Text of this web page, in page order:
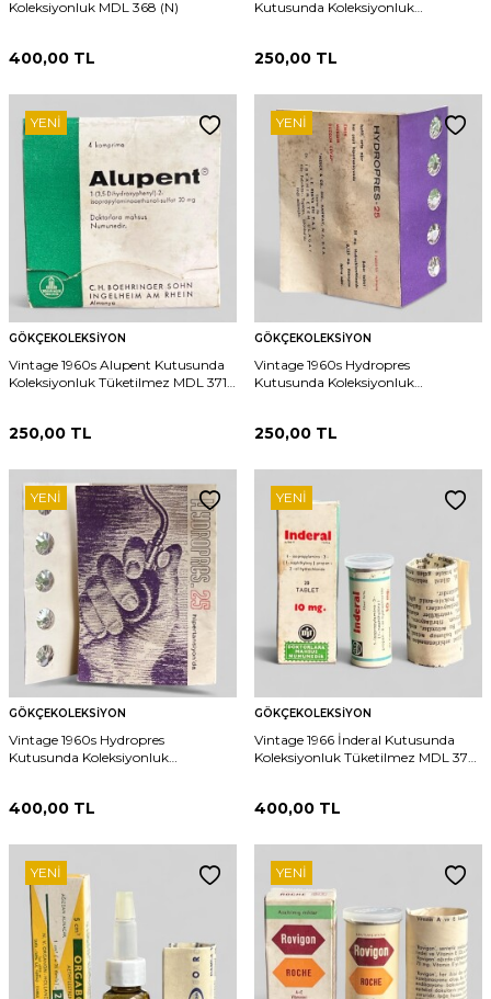
Koleksiyonluk MDL 368 (N)
400,00 TL
Kutusunda Koleksiyonluk
250,00 TL
YENI
GÖKÇEKOLEKSIYON
Vintage 1960s Alupent Kutusunda
Koleksiyonluk Tüketilmez MDL 371
250,00 TL
YENI
GÖKÇEKOLEKSIYON
Vintage 1960s Hydropres
Kutusunda Koleksiyonluk
250,00 TL
YENI
GÖKÇEKOLEKSIYON
Vintage 1960s Hydropres
Kutusunda Koleksiyonluk
400,00 TL
YENI
GÖKÇEKOLEKSIYON
Vintage 1966 İnderal Kutusunda
Koleksiyonluk Tüketilmez MDL 375
400,00 TL
YENI YENI